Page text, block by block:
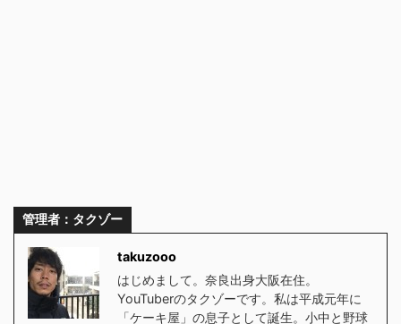
管理者：タクゾー
takuzooo
はじめまして。奈良出身大阪在住。
YouTuberのタクゾーです。私は平成元年に
「ケーキ屋」の息子として誕生。小中と野球